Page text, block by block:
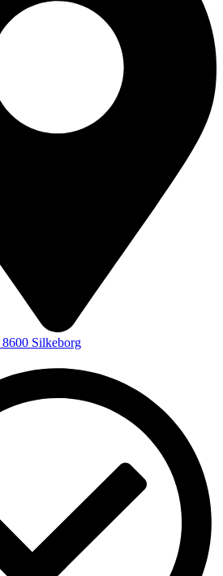
Silkeborg